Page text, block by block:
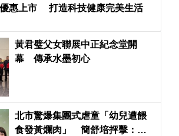
優惠上市 打造科技健康完美生活
黃君璧父女聯展中正紀念堂開
幕 傳承水墨初心
北市驚爆集團式虐童「幼兒遭餵
食發黃爛肉」 簡舒培抨擊：蔣